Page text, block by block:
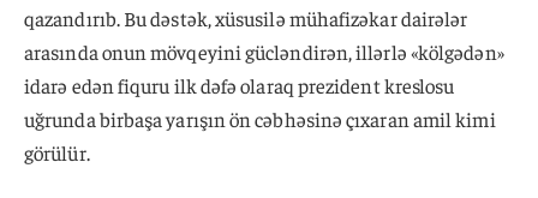
qazandırıb. Bu dəstək, xüsusilə mühafizəkar dairələr
arasında onun mövqeyini gücləndirən, illərlə «kölgədən»
idarə edən fiquru ilk dəfə olaraq prezident kreslosu
uğrunda birbaşa yarışın ön cəbhəsinə çıxaran amil kimi
görülür.